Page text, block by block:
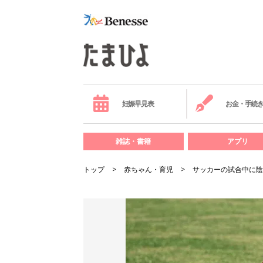
妊娠早見表 お金・手続き
雑誌・書籍 アプリ
トップ 赤ちゃん・育児 サッカーの試合中に